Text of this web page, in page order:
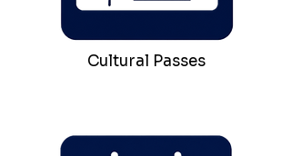
Cultural Passes